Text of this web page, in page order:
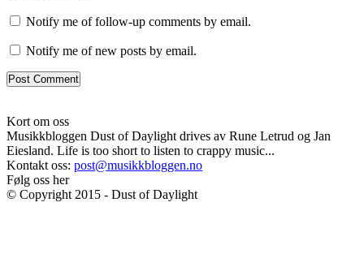
Notify me of follow-up comments by email.
Notify me of new posts by email.
Kort om oss
Musikkbloggen Dust of Daylight drives av Rune Letrud og Jan
Eiesland. Life is too short to listen to crappy music...
Kontakt oss: post@musikkbloggen.no
Følg oss her
© Copyright 2015 - Dust of Daylight